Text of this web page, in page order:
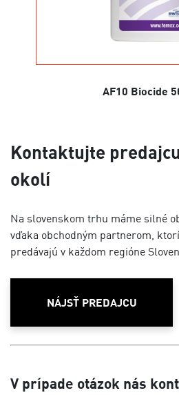
AF10 Biocide
Kontaktujte
okolí
Na slovenskom trhu máme silné
vďaka obchodným partnerom,
predávajú v každom regióne
NÁJSŤ PREDAJCU
V prípade otázok nás